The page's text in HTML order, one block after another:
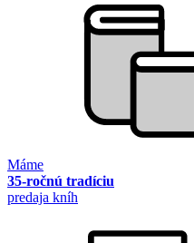
Máme
35-ročnú tradíciu
predaja kníh